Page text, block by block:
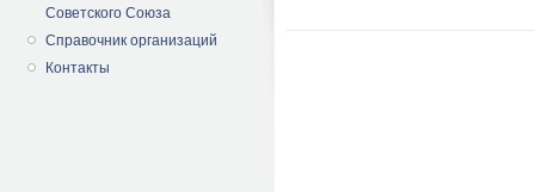
Советского Союза
Справочник организаций
Контакты